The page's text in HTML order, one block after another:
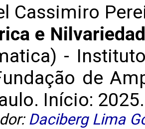
Cassimiro
e
-
de
Início: 2025.
Daciberg Lima